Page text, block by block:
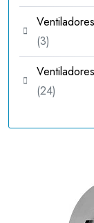
productos
33
productos
2424